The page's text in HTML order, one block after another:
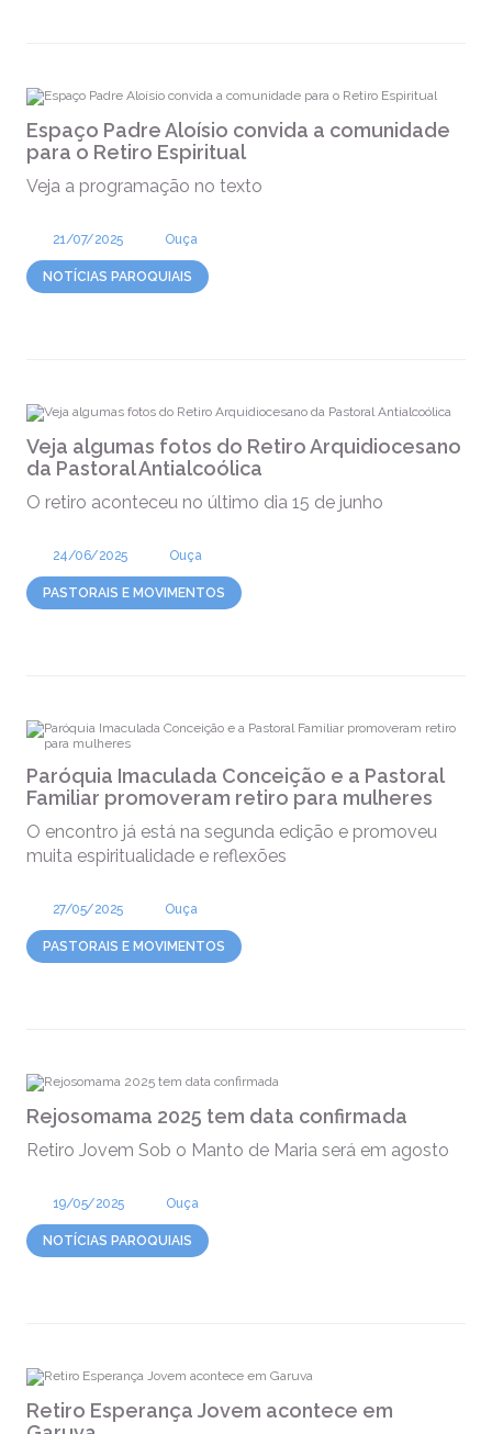
Espaço Padre Aloísio convida a comunidade
para o Retiro Espiritual
Veja a programação no texto
21/07/2025 Ouça
NOTÍCIAS PAROQUIAIS
Veja algumas fotos do Retiro Arquidiocesano
da Pastoral Antialcoólica
O retiro aconteceu no último dia 15 de junho
24/06/2025 Ouça
PASTORAIS E MOVIMENTOS
Paróquia Imaculada Conceição e a Pastoral
Familiar promoveram retiro para mulheres
O encontro já está na segunda edição e promoveu
muita espiritualidade e reflexões
27/05/2025 Ouça
PASTORAIS E MOVIMENTOS
Rejosomama 2025 tem data confirmada
Retiro Jovem Sob o Manto de Maria será em agosto
19/05/2025 Ouça
NOTÍCIAS PAROQUIAIS
Retiro Esperança Jovem acontece em